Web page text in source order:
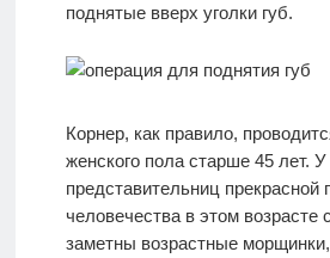
поднятые вверх уголки губ.
Корнер, как правило,
женского пола старше 45 лет. У
представительниц прекрасной
человечества в этом возрасте
заметны возрастные морщинки,